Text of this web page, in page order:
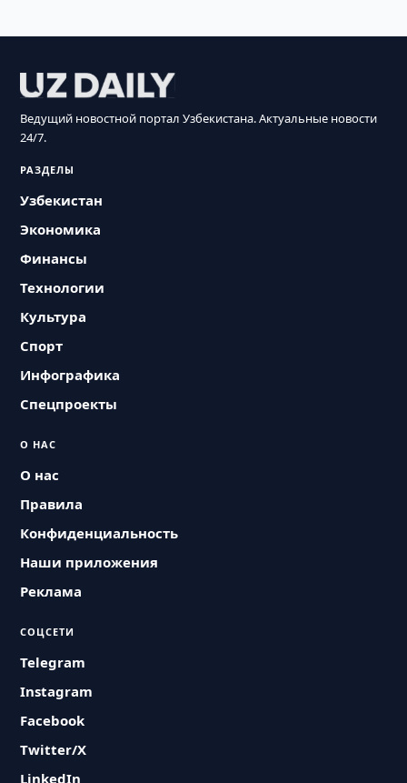
Ведущий новостной портал Узбекистана. Актуальные новости
24/7.
РАЗДЕЛЫ
Узбекистан
Экономика
Финансы
Технологии
Культура
Спорт
Инфографика
Спецпроекты
О НАС
О нас
Правила
Конфиденциальность
Наши приложения
Реклама
СОЦСЕТИ
Telegram
Instagram
Facebook
Twitter/X
LinkedIn